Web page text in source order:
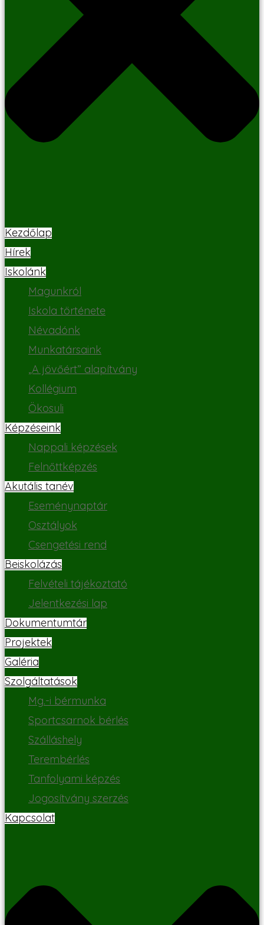
Kezdőlap
Hírek
Iskolánk
Magunkról
Iskola története
Névadónk
Munkatársaink
„A jövőért” alapítvány
Kollégium
Ökosuli
Képzéseink
Nappali képzések
Felnőttképzés
Akutális tanév
Eseménynaptár
Osztályok
Csengetési rend
Beiskolázás
Felvételi tájékoztató
Jelentkezési lap
Dokumentumtár
Projektek
Galéria
Szolgáltatások
Mg.-i bérmunka
Sportcsarnok bérlés
Szálláshely
Terembérlés
Tanfolyami képzés
Jogosítvány szerzés
Kapcsolat